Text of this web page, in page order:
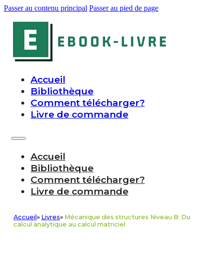
Passer au contenu principal Passer au pied de page
Accueil
Bibliothèque
Comment télécharger?
Livre de commande
Accueil
Bibliothèque
Comment télécharger?
Livre de commande
Accueil » Livres» Mécanique des structures Niveau B: Du
calcul analytique au calcul matriciel